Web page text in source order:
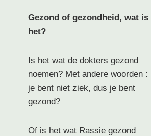
Gezond of gezondheid, wat is
het?
Is het wat de dokters gezond
noemen? Met andere woorden :
je bent niet ziek, dus je bent
gezond?
Of is het wat Rassie gezond